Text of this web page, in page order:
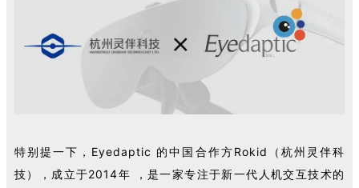
特别提一下，Eyedaptic 的中国合作方Rokid（ 杭州灵伴科
技）
，成立于2014年 ，是一家专注于新一代人机交互技术的